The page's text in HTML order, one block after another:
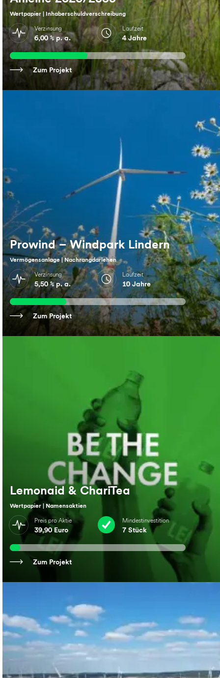
Wertpapier | Inhaberschuldverschreibung
Verzinsung
6,00 % p. a.
Laufzeit
4 Jahre
Zum Projekt
Prowind – Windpark Lindern
Vermögensanlage | Nachrangdarlehen
Verzinsung
5,50 % p. a.
Laufzeit
10 Jahre
Zum Projekt
Lemonaid & ChariTea
Wertpapier | Namensaktien
Preis pro Aktie
39,90 Euro
Mindestinvestition
7 Stück
Zum Projekt